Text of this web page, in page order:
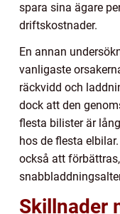
spara sina ägare
driftskostnader.
En annan
vanligaste
räckvidd och
dock att den
flesta bilister är
hos de flesta
också att
Skillnader